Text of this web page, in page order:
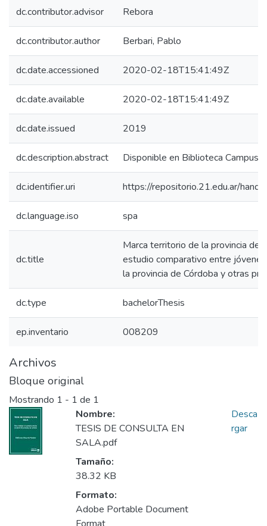
dc.contributor.advisor Rebora
dc.contributor.author Berbari, Pablo
dc.date.accessioned 2020-02-18T15:41:49Z
dc.date.available 2020-02-18T15:41:49Z
dc.date.issued 2019
dc.description.abstract Disponible en Biblioteca Campus
dc.identifier.uri https://repositorio.21.edu.ar/
dc.language.iso spa
dc.title
Marca territorio de la provincia de
estudio comparativo entre
la provincia de Córdoba y otras
dc.type bachelorThesis
ep.inventario 008209
Archivos
Bloque original
Mostrando 1 - 1 de 1
Nombre:
TESIS DE CONSULTA EN
SALA.pdf
Tamaño:
38.32 KB
Formato:
Adobe Portable Document
Desca
rgar